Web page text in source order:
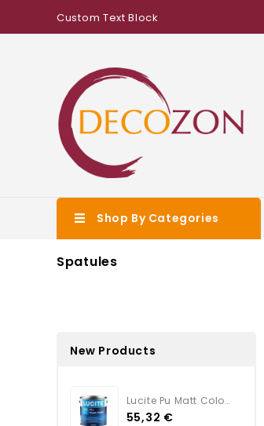
Custom Text Block
Shop By Categories
Spatules
New Products
Lucite Pu Matt Color TEINTE
55,32 €